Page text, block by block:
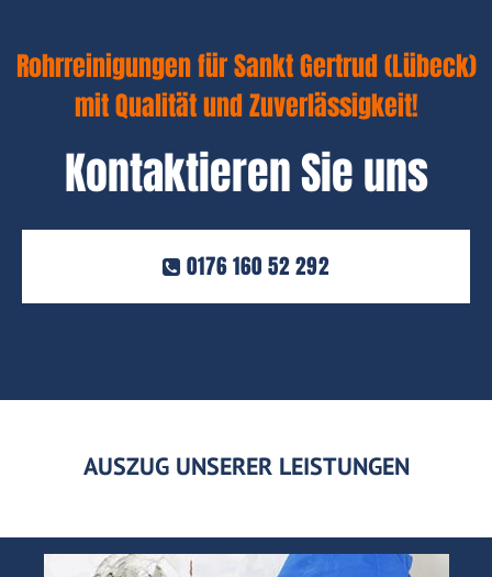
Rohrreinigungen für Sankt Gertrud (Lübeck)
mit Qualität und Zuverlässigkeit!
Kontaktieren Sie uns
0176 160 52 292
AUSZUG UNSERER LEISTUNGEN